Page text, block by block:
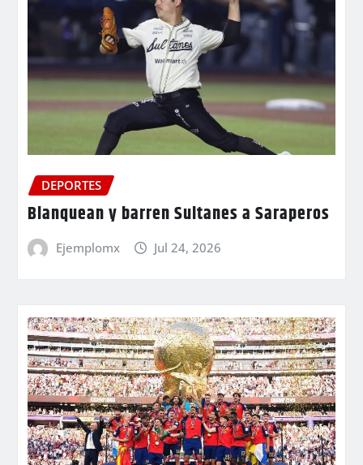
DEPORTES
Blanquean y barren Sultanes a Saraperos
Ejemplomx Jul 24, 2026